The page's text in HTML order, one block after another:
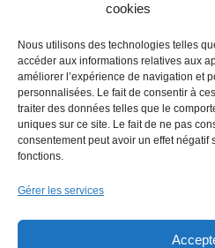
cookies
Nous utilisons des technologies telles
accéder aux informations relatives aux
améliorer l’expérience de navigation et
personnalisées. Le fait de consentir à
traiter des données telles que le
uniques sur ce site. Le fait de ne pas
consentement peut avoir un effet négatif
fonctions.
Gérer les services
Economie : Le